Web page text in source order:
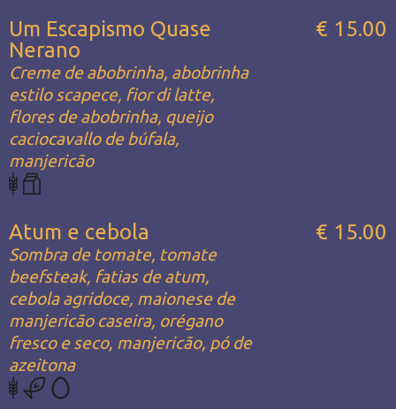
Um Escapismo Quase
Nerano
Creme de abobrinha, abobrinha
estilo scapece, fior di latte,
flores de abobrinha, queijo
caciocavallo de búfala,
manjericão
€ 15.00
Atum e cebola
Sombra de tomate, tomate
beefsteak, fatias de atum,
cebola agridoce, maionese de
manjericão caseira, orégano
fresco e seco, manjericão, pó de
azeitona
€ 15.00